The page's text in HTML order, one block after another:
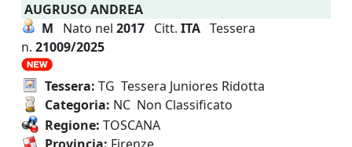
AUGRUSO ANDREA
M Nato nel 2017 Citt. ITA Tessera
n. 21009/2025
Tessera: TG Tessera Juniores Ridotta
Categoria: NC Non Classificato
Regione: TOSCANA